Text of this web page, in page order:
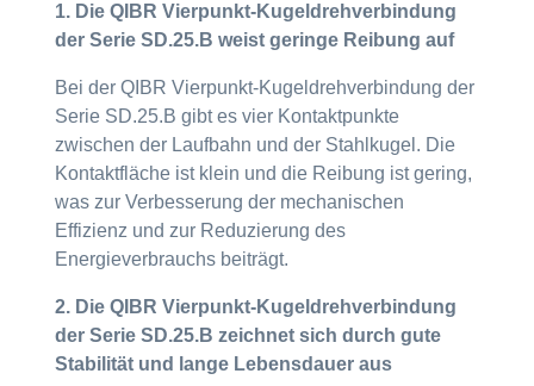
1. Die QIBR Vierpunkt-Kugeldrehverbindung
der Serie SD.25.B weist geringe Reibung auf
Bei der QIBR Vierpunkt-Kugeldrehverbindung der
Serie SD.25.B gibt es vier Kontaktpunkte
zwischen der Laufbahn und der Stahlkugel. Die
Kontaktfläche ist klein und die Reibung ist gering,
was zur Verbesserung der mechanischen
Effizienz und zur Reduzierung des
Energieverbrauchs beiträgt.
2. Die QIBR Vierpunkt-Kugeldrehverbindung
der Serie SD.25.B zeichnet sich durch gute
Stabilität und lange Lebensdauer aus